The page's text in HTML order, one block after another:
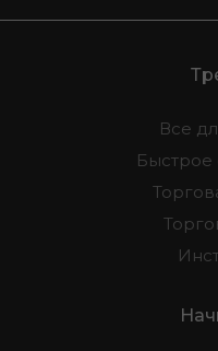
Все
Быстрое